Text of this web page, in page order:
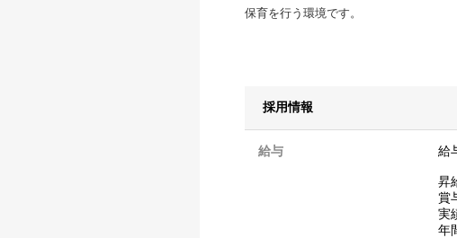
保育を行う環境です。
採用情報
給与 給
昇
賞
実
年